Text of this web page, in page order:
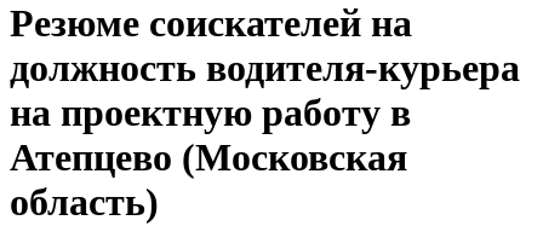
Резюме соискателей на
должность водителя-курьера
на проектную работу в
Атепцево (Московская
область)